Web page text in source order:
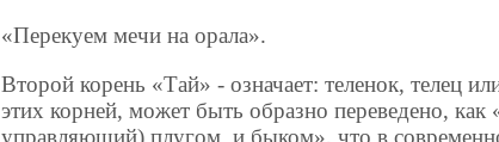
«Перекуем мечи на орала».
Второй корень «Тай» - означает: теленок, телец
этих корней, может быть образно переведено,
управляющий) плугом и быком», что в